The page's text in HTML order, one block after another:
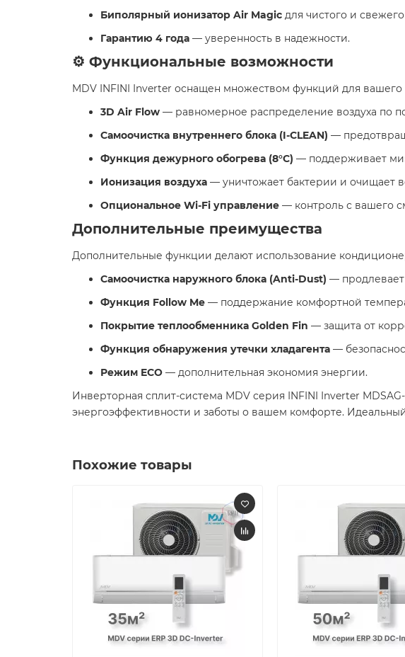
​Биполярный ионизатор Air Magic для чистого и свежего
​Гарантию 4 года — уверенность в надежности. ​
⚙️ Функциональные возможности
MDV INFINI Inverter оснащен множеством функций для вашего
​3D Air Flow — равномерное распределение воздуха по
​Самоочистка внутреннего блока (I-CLEAN) —
​Функция дежурного обогрева (8°C) — поддерживает
​Ионизация воздуха — уничтожает бактерии и очищает
​Опциональное Wi-Fi управление — контроль с вашего
Дополнительные преимущества
Дополнительные функции делают использование
​Самоочистка наружного блока (Anti-Dust) —
​Функция Follow Me — поддержание комфортной
​Покрытие теплообменника Golden Fin — защита от
​Функция обнаружения утечки хладагента —
​Режим ECO — дополнительная экономия энергии. ​
Инверторная сплит-система MDV серия INFINI Inverter
энергоэффективности и заботы о вашем комфорте.
Похожие товары